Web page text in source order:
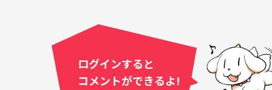
ログインすると
コメントができるよ!